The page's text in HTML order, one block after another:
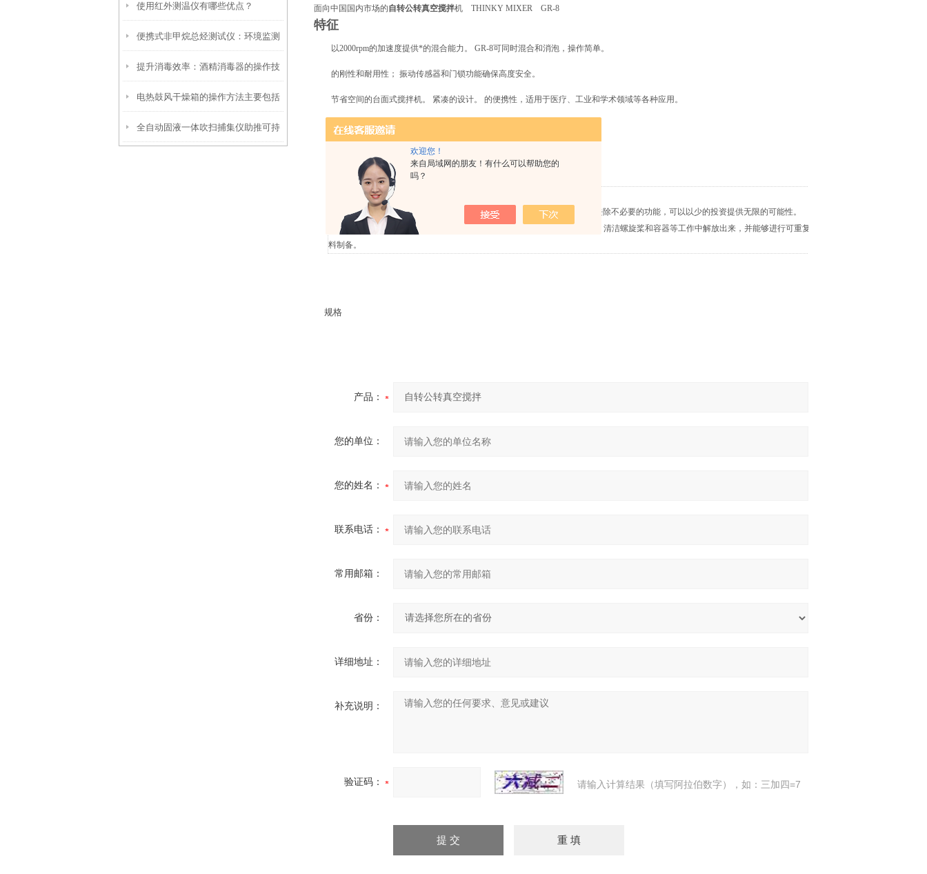
欢迎您！
来自局域网的朋友！有什么可以帮助您的
吗？
使用红外测温仪有哪些优点？
便携式非甲烷总烃测试仪：环境监测
中的高效工具
提升消毒效率：酒精消毒器的操作技
巧与维护建议
电热鼓风干燥箱的操作方法主要包括
以下几个方面
全自动固液一体吹扫捕集仪助推可持
面向中国国内市场的自转公转真空搅拌机 THINKY MIXER GR-8
特征
以2000rpm的加速度提供*的混合能力。 GR-8可同时混合和消泡，操作简单。
的刚性和耐用性； 振动传感器和门锁功能确保高度安全。
节省空间的台面式搅拌机。 紧凑的设计。 的便携性，适用于医疗、工业和学术领域等各种应用。
3种速度选择和可调时间功能，优化混合和提高质量，适用于广泛的材料。
GR-8是专门针对中国市场的产品。
在遵循 THINKY 技术的同时，我们成功地开发了一种混合器，通过限度地去除不必要的功能，可以以少的投资提供无限的可能性。
您可以在实验室中轻松进行简单的搅拌和预搅拌。 它使操作员从手动搅拌、清洁螺旋桨和容器等工作中解放出来，并能够进行可重复的材
料制备。
规格
产品：
您的单位：
您的姓名：
联系电话：
常用邮箱：
省份：
详细地址：
补充说明：
验证码： 请输入计算结果（填写阿拉伯数字），如：三加四=7